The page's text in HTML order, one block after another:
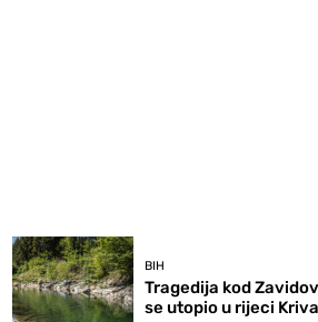
BIH
Tragedija kod
se utopio u rijeci